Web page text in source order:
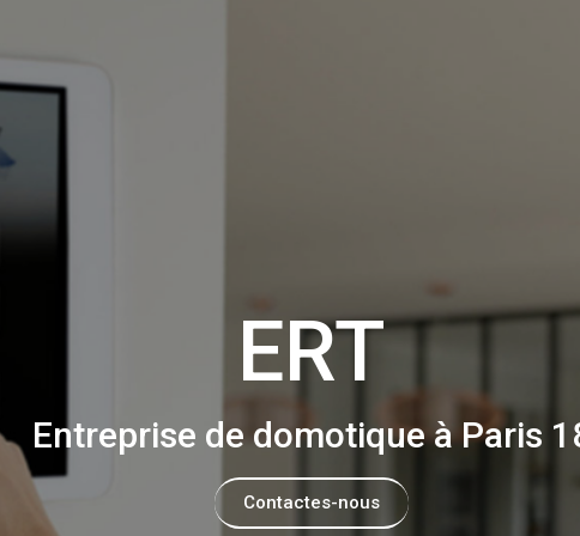
ERT
Entreprise de domotique à Paris
Contactes-nous